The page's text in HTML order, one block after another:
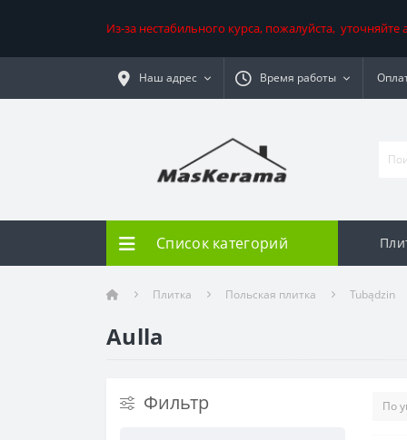
Из-за нестабильного курса, пожалуйста,
Наш адрес Время работы
Список категорий
Плитка Польская плитка Tubądzin
Aulla
Фильтр